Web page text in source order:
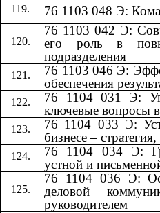
76 1103 048 Э:
76 1103 042 Э:
его роль в
подразделения
76 1103 046 Э:
обеспечения
76 1104 031 Э:
ключевые вопросы
76 1104 033 Э:
бизнесе –
76 1104 034 Э:
устной и
76 1104 036 Э:
деловой
руководителем